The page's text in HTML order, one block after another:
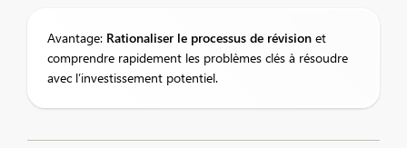
Avantage: Rationaliser le processus de révision et
comprendre rapidement les problèmes clés à résoudre
avec l’investissement potentiel.